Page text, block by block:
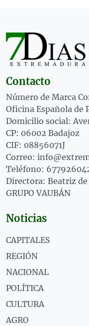
Contacto
Número de Marca
Oficina Española de
Domicilio social:
CP: 06002 Badajoz
CIF: 08856071J
Correo:
Teléfono:
Directora: Beatriz de
GRUPO VAUBÁN
Noticias
CAPITALES
REGIÓN
NACIONAL
POLÍTICA
CULTURA
AGRO